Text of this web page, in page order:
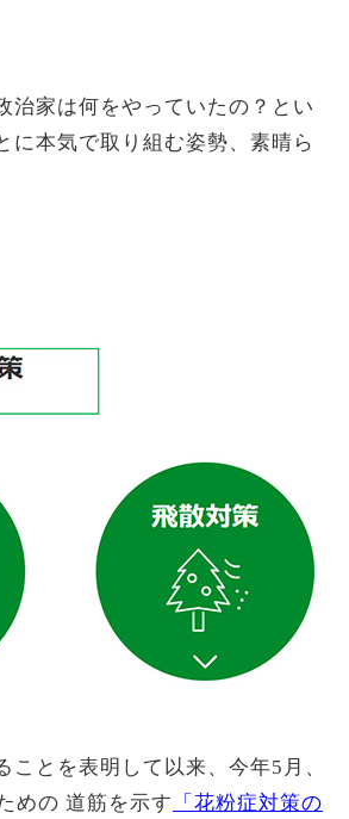
治家は何をやっていたの？とい
に本気で取り組む姿勢、素晴ら
とを表明して以来、今年5月、
めの 道筋を示す
「花粉症対策の